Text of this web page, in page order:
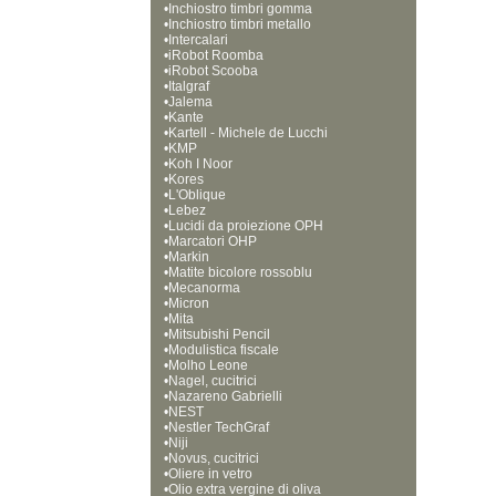
• Inchiostro timbri gomma
• Inchiostro timbri metallo
• Intercalari
•iRobot Roomba
•iRobot Scooba
• Italgraf
•Jalema
•Kante
•Kartell - Michele de Lucchi
•KMP
•Koh I Noor
•Kores
•L'Oblique
•Lebez
•Lucidi da proiezione OPH
•Marcatori OHP
•Markin
•Matite bicolore rossoblu
•Mecanorma
•Micron
•Mita
•Mitsubishi Pencil
•Modulistica fiscale
•Molho Leone
•Nagel, cucitrici
•Nazareno Gabrielli
•NEST
•Nestler TechGraf
•Niji
•Novus, cucitrici
•Oliere in vetro
•Olio extra vergine di oliva